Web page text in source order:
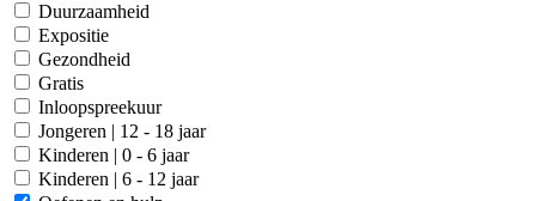
Duurzaamheid
Expositie
Gezondheid
Gratis
Inloopspreekuur
Jongeren | 12 - 18 jaar
Kinderen | 0 - 6 jaar
Kinderen | 6 - 12 jaar